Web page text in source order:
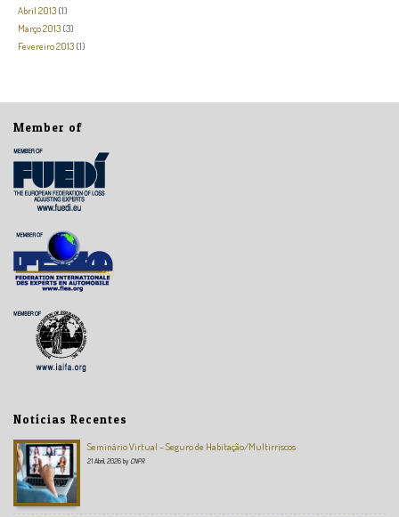
Abril 2013 (1)
Março 2013 (3)
Fevereiro 2013 (1)
Member of
Notícias Recentes
Seminário Virtual – Seguro de Habitação/Multirriscos
21 Abril, 2026 by CNPR